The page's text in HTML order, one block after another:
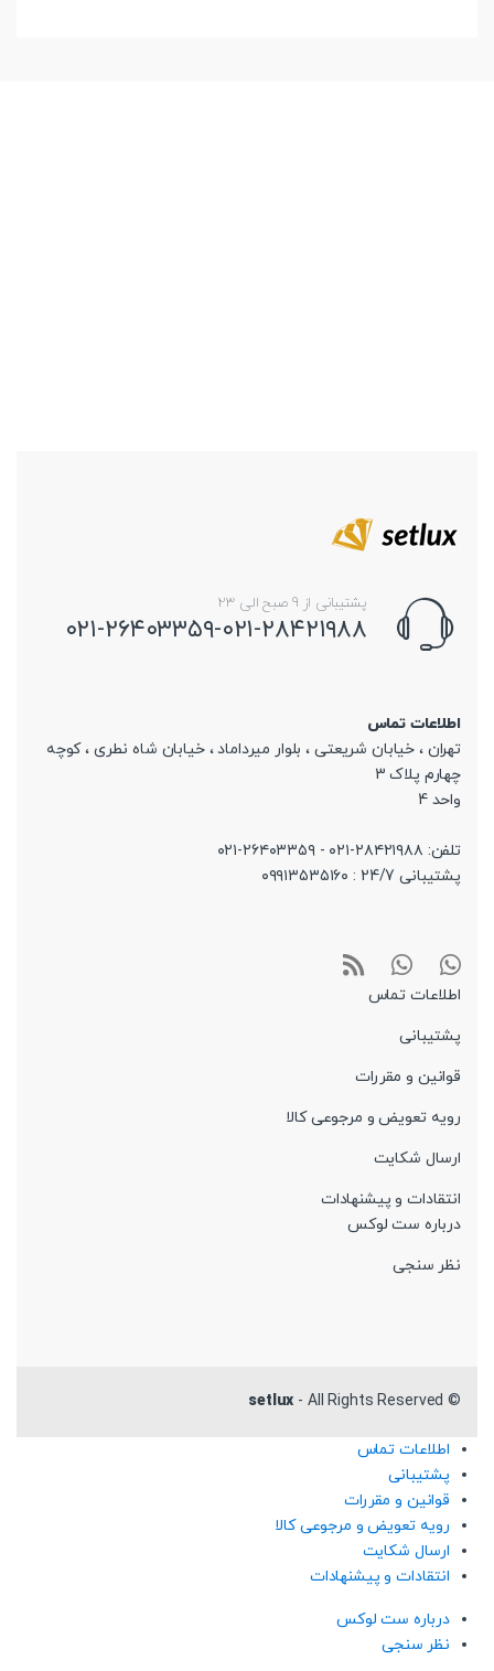
پشتیبانی از 9 صبح الی 23
۰۲۱-۲۶۴۰۳۳۵۹-۰۲۱-۲۸۴۲۱۹۸۸
اطلاعات تماس
تهران ، خیابان شریعتی ، بلوار میرداماد ، خیابان شاه نطری ، کوچه
چهارم پلاک 3
واحد 4
تلفن: ۲۸۴۲۱۹۸۸-۰۲۱ - ۲۶۴۰۳۳۵۹-۰۲۱
پشتیبانی 24/7 : ۰۹۹۱۳۵۳۵۱۶۰
اطلاعات تماس
پشتیبانی
قوانین و مقررات
رویه تعویض و مرجوعی کالا
ارسال شکایت
انتقادات و پیشنهادات
درباره ست لوکس
نظر سنجی
©
setlux - All Rights Reserved
اطلاعات تماس
پشتیبانی
قوانین و مقررات
رویه تعویض و مرجوعی کالا
ارسال شکایت
انتقادات و پیشنهادات
درباره ست لوکس
نظر سنجی